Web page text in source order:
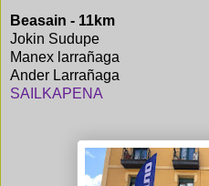
Beasain - 11km
Jokin Sudupe
Manex larrañaga
Ander Larrañaga
SAILKAPENA